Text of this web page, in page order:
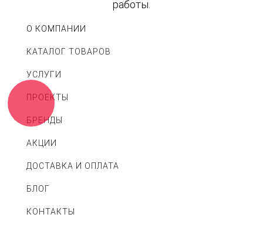
работы.
О КОМПАНИИ
КАТАЛОГ ТОВАРОВ
УСЛУГИ
ПРОЕКТЫ
БРЕНДЫ
АКЦИИ
ДОСТАВКА И ОПЛАТА
БЛОГ
КОНТАКТЫ